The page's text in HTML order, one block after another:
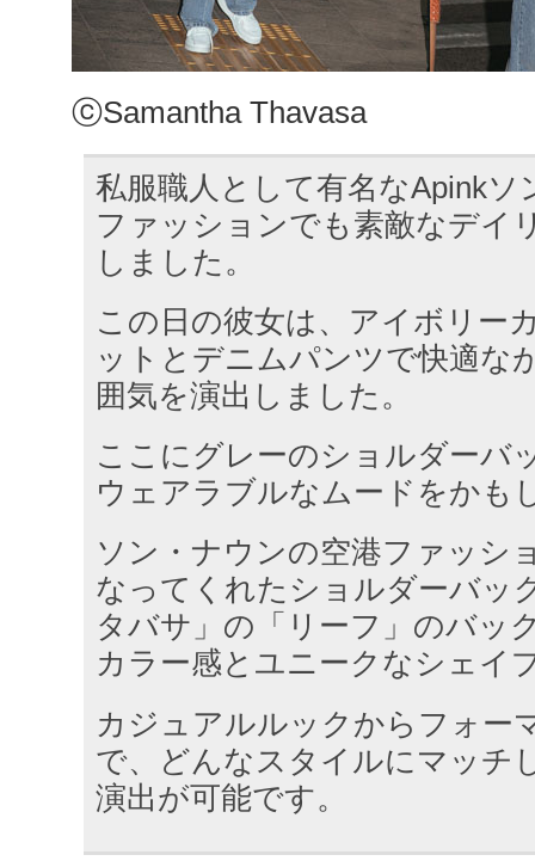
ⓒSamantha Thavasa
私服職人として有名なApinkソ
ファッションでも素敵なデイ
しました。
この日の彼女は、アイボリー
ットとデニムパンツで快適な
囲気を演出しました。
ここにグレーのショルダーバ
ウェアラブルなムードをかも
ソン・ナウンの空港ファッシ
なってくれたショルダーバッ
タバサ」の「リーフ」のバッ
カラー感とユニークなシェイ
カジュアルルックからフォー
で、どんなスタイルにマッチ
演出が可能です。